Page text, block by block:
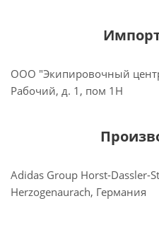
ООО "Экипировочный
Рабочий, д. 1, пом 1Н
Adidas Group Horst-Dassler-
Herzogenaurach, Германия